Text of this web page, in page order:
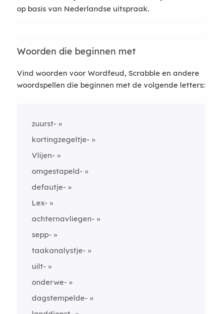
op basis van Nederlandse uitspraak.
Woorden die beginnen met
Vind woorden voor Wordfeud, Scrabble en andere
woordspellen die beginnen met de volgende letters:
zuurst-
kortingzegeltje-
Vlijen-
omgestapeld-
defautje-
Lex-
achternavliegen-
sepp-
taakanalystje-
uilt-
onderwe-
dagstempelde-